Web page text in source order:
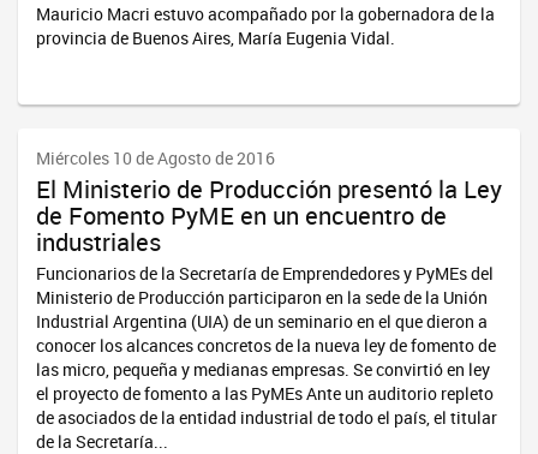
Mauricio Macri estuvo acompañado por la gobernadora de la
provincia de Buenos Aires, María Eugenia Vidal.
Miércoles 10 de Agosto de 2016
El Ministerio de Producción presentó la Ley
de Fomento PyME en un encuentro de
industriales
Funcionarios de la Secretaría de Emprendedores y PyMEs del
Ministerio de Producción participaron en la sede de la Unión
Industrial Argentina (UIA) de un seminario en el que dieron a
conocer los alcances concretos de la nueva ley de fomento de
las micro, pequeña y medianas empresas. Se convirtió en ley
el proyecto de fomento a las PyMEs Ante un auditorio repleto
de asociados de la entidad industrial de todo el país, el titular
de la Secretaría...